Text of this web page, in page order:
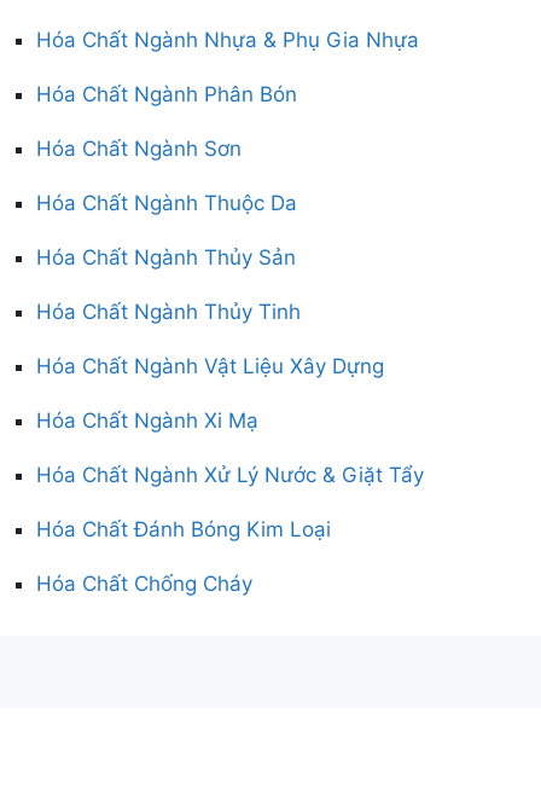
Hóa Chất Ngành Nhựa & Phụ Gia Nhựa
Hóa Chất Ngành Phân Bón
Hóa Chất Ngành Sơn
Hóa Chất Ngành Thuộc Da
Hóa Chất Ngành Thủy Sản
Hóa Chất Ngành Thủy Tinh
Hóa Chất Ngành Vật Liệu Xây Dựng
Hóa Chất Ngành Xi Mạ
Hóa Chất Ngành Xử Lý Nước & Giặt Tẩy
Hóa Chất Đánh Bóng Kim Loại
Hóa Chất Chống Cháy